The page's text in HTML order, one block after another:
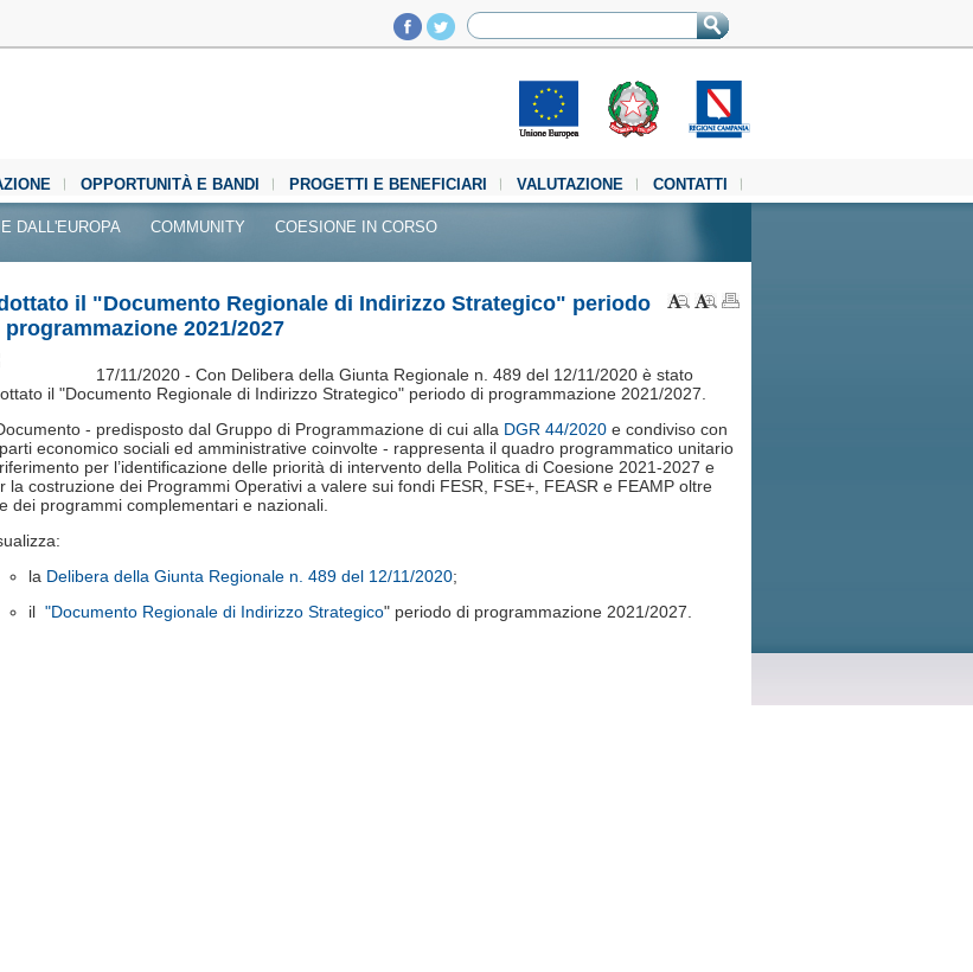
OPPORTUNITÀ E BANDI PROGETTI E BENEFICIARI VALUTAZIONE
CONTATTI
DALL'EUROPA COMMUNITY COESIONE IN CORSO
il "Documento Regionale di Indirizzo Strategico" periodo
programmazione 2021/2027
17/11/2020 - Con Delibera della Giunta Regionale n. 489 del 12/11/2020 è stato
il "Documento Regionale di Indirizzo Strategico" periodo di programmazione 2021/2027.
- predisposto dal Gruppo di Programmazione di cui alla DGR 44/2020 e condiviso con
economico sociali ed amministrative coinvolte - rappresenta il quadro programmatico unitario
per l’identificazione delle priorità di intervento della Politica di Coesione 2021-2027 e
la costruzione dei Programmi Operativi a valere sui fondi FESR, FSE+, FEASR e FEAMP oltre
dei programmi complementari e nazionali.
la Delibera della Giunta Regionale n. 489 del 12/11/2020;
il "Documento Regionale di Indirizzo Strategico" periodo di programmazione 2021/2027.